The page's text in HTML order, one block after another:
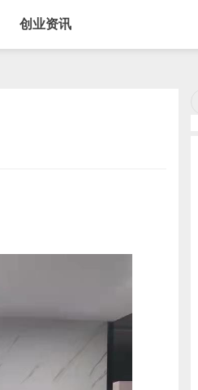
创业资讯